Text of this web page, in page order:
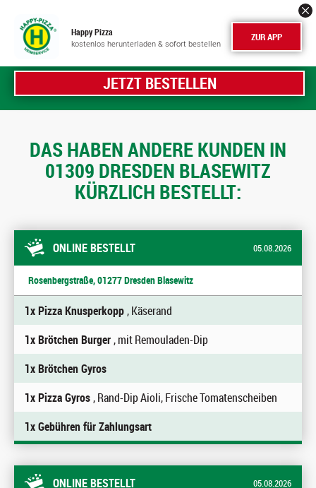
Happy Pizza
kostenlos herunterladen & sofort bestellen ZUR APP
JETZT BESTELLEN
DAS HABEN ANDERE KUNDEN IN
01309 DRESDEN BLASEWITZ
KÜRZLICH BESTELLT:
ONLINE BESTELLT 05.08.2026
Rosenbergstraße, 01277 Dresden Blasewitz
1x Pizza Knusperkopp, Käserand
1x Brötchen Burger, mit Remouladen-Dip
1x Brötchen Gyros
1x Pizza Gyros, Rand-Dip Aioli, Frische Tomatenscheiben
1x Gebühren für Zahlungsart
ONLINE BESTELLT 05.08.2026